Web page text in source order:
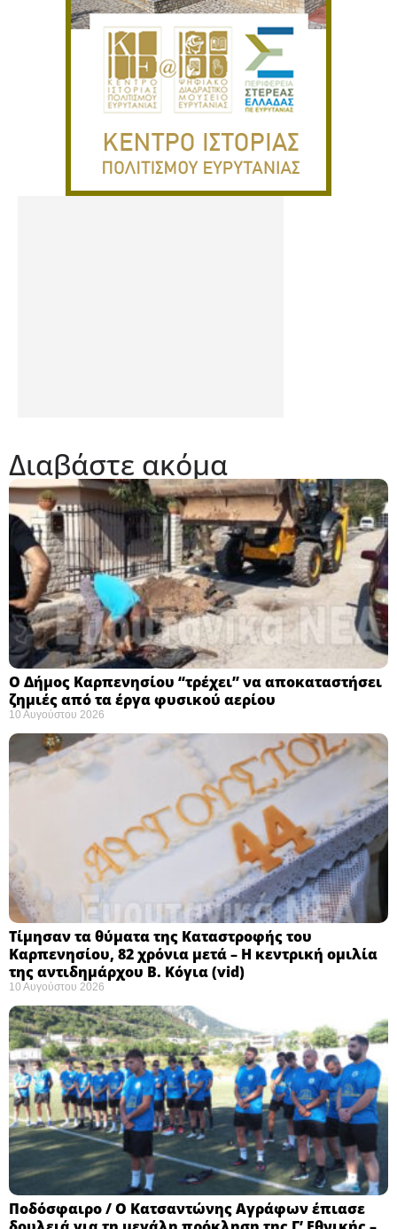
Διαβάστε ακόμα
Ο Δήμος Καρπενησίου “τρέχει” να αποκαταστήσει
ζημιές από τα έργα φυσικού αερίου
10 Αυγούστου 2026
Τίμησαν τα θύματα της Καταστροφής του
Καρπενησίου, 82 χρόνια μετά – Η κεντρική ομιλία
της αντιδημάρχου Β. Κόγια (vid)
10 Αυγούστου 2026
Ποδόσφαιρο / Ο Κατσαντώνης Αγράφων έπιασε